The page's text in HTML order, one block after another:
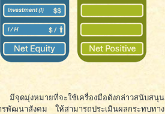
มีจุดมุ่งหมายที่จะใช้เครื่องมือดังกล่าวสนับสนุน
รพัฒนาสังคม ให้สามารถประเมินผลกระทบทาง